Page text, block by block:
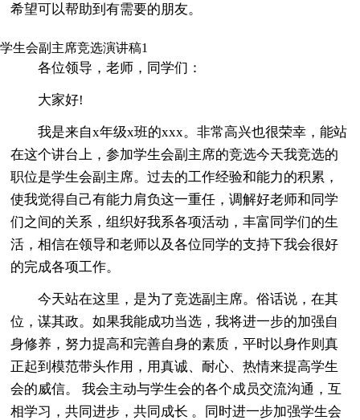
希望可以帮助到有需要的朋友。
学生会副主席竞选演讲稿1
各位领导，老师，同学们：
大家好!
我是来自x年级x班的xxx。非常高兴也很荣幸，能站
在这个讲台上，参加学生会副主席的竞选今天我竞选的
职位是学生会副主席。过去的工作经验和能力的积累，
使我觉得自己有能力肩负这一重任，调解好老师和同学
们之间的关系，组织好我系各项活动，丰富同学们的生
活，相信在领导和老师以及各位同学的支持下我会很好
的完成各项工作。
今天站在这里，是为了竞选副主席。俗话说，在其
位，谋其政。如果我能成功当选，我将进一步的加强自
身修养，努力提高和完善自身的素质，平时以身作则真
正起到模范带头作用，用真诚、耐心、热情来提高学生
会的威信。 我会主动与学生会的各个成员交流沟通，互
相学习，共同进步，共同成长 。同时进一步加强学生会